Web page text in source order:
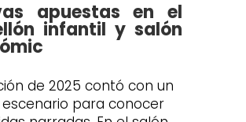
apuestas en el
infantil y salón
de 2025 contó con un
escenario para conocer